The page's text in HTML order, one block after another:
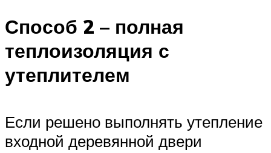
Способ 2 – полная
теплоизоляция с
утеплителем
Если решено выполнять утепление
входной деревянной двери